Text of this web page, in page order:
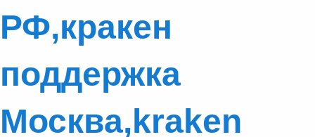
РФ,кракен
поддержка
Москва,kraken